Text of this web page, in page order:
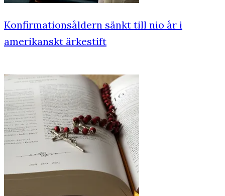
Konfirmationsåldern sänkt till nio år i
amerikanskt ärkestift